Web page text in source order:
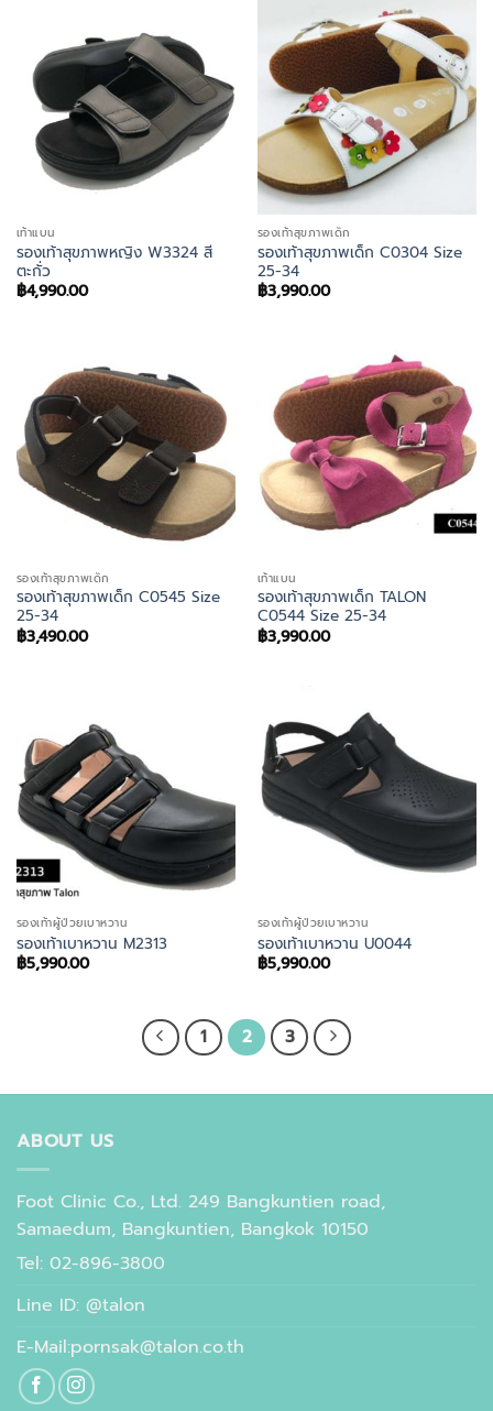
เท้าแบน
รองเท้าสุขภาพหญิง W3324 สี
ตะกั่ว
฿4,990.00
รองเท้าสุขภาพเด็ก
รองเท้าสุขภาพเด็ก C0304 Size
25-34
฿3,990.00
รองเท้าสุขภาพเด็ก
รองเท้าสุขภาพเด็ก C0545 Size
25-34
฿3,490.00
เท้าแบน
รองเท้าสุขภาพเด็ก TALON
C0544 Size 25-34
฿3,990.00
รองเท้าผู้ป่วยเบาหวาน
รองเท้าเบาหวาน M2313
฿5,990.00
รองเท้าผู้ป่วยเบาหวาน
รองเท้าเบาหวาน U0044
฿5,990.00
1 2 3
ABOUT US
Foot Clinic Co., Ltd. 249 Bangkuntien road,
Samaedum, Bangkuntien, Bangkok 10150
Tel: 02-896-3800
Line ID: @talon
E-Mail:pornsak@talon.co.th